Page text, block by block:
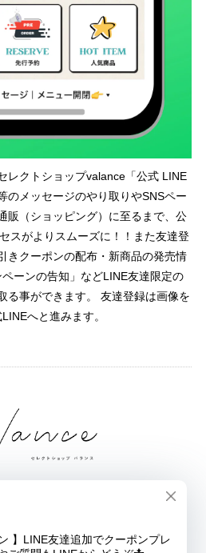
レクトショップvalance「公式 LINE
のメッセージのやり取りやSNSペー
販（ショッピング）に至るまで、公
スがよりスムーズに！！また友達登
きクーポンの配布・新商品の発売情
ーンの告知」などLINE友達限定の
る事ができます。 友達登録は画像を
へと進みます。
クトショップ｜ファッション通販サイト
市三六町1丁目1507